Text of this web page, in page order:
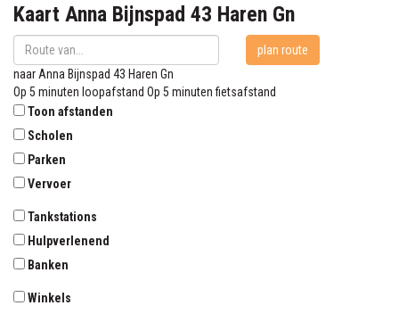
Kaart Anna Bijnspad 43 Haren Gn
plan route
naar Anna Bijnspad 43 Haren Gn
Op 5 minuten loopafstand Op 5 minuten fietsafstand
Toon afstanden
Scholen
Parken
Vervoer
Tankstations
Hulpverlenend
Banken
Winkels